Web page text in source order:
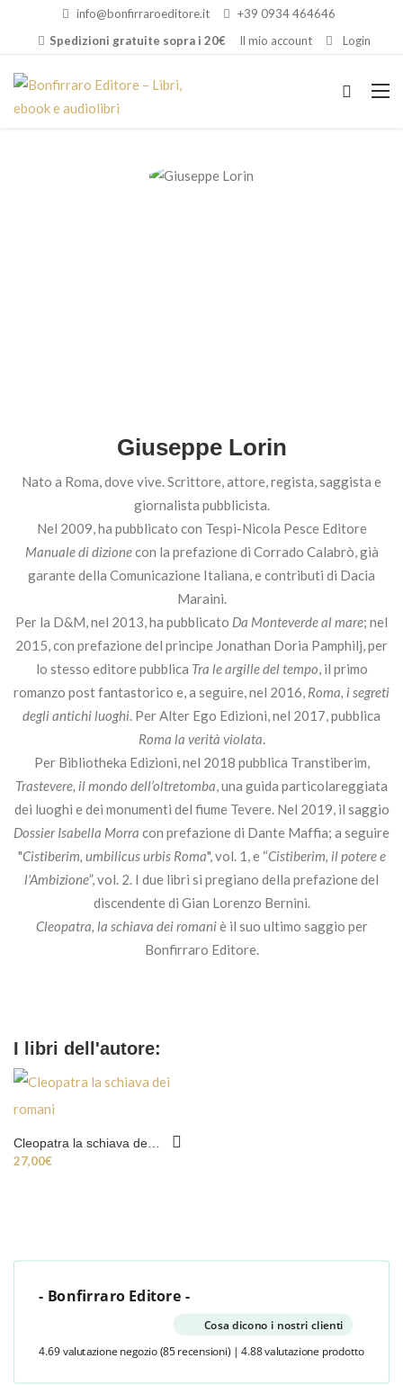
info@bonfirraroeditore.it
+39 0934 464646
Spedizioni gratuite sopra i 20€
Il mio account Login
Giuseppe Lorin
Nato a Roma, dove vive. Scrittore, attore, regista, saggista e
giornalista pubblicista.
Nel 2009, ha pubblicato con Tespi-Nicola Pesce Editore
Manuale di dizionecon la prefazione di Corrado Calabrò, già
garante della Comunicazione Italiana, e contributi di Dacia
Maraini.
Per la D&M, nel 2013, ha pubblicato Da Monteverde al mare; nel
2015, con prefazione del principe Jonathan Doria Pamphilj, per
lo stesso editore pubblica Tra le argille del tempo, il primo
romanzo post fantastorico e, a seguire, nel 2016, Roma, i segreti
degli antichi luoghi. Per Alter Ego Edizioni, nel 2017, pubblica
Roma la verità violata.
Per Bibliotheka Edizioni, nel 2018 pubblica Transtiberim,
Trastevere, il mondo dell’oltretomba, una guida particolareggiata
dei luoghi e dei monumenti del fiume Tevere. Nel 2019, il saggio
Dossier Isabella Morra con prefazione di Dante Maffia; a seguire
"Cistiberim, umbilicus urbis Roma", vol. 1, e “Cistiberim, il potere e
l'Ambizione”, vol. 2. I due libri si pregiano della prefazione del
discendente di Gian Lorenzo Bernini.
Cleopatra, la schiava dei romaniè il suo ultimo saggio per
Bonfirraro Editore.
I libri dell'autore:
27,00€
- Bonfirraro Editore -
Cosa dicono i nostri clienti
4.69 valutazione negozio (85 recensioni) | 4.88 valutazione prodotto